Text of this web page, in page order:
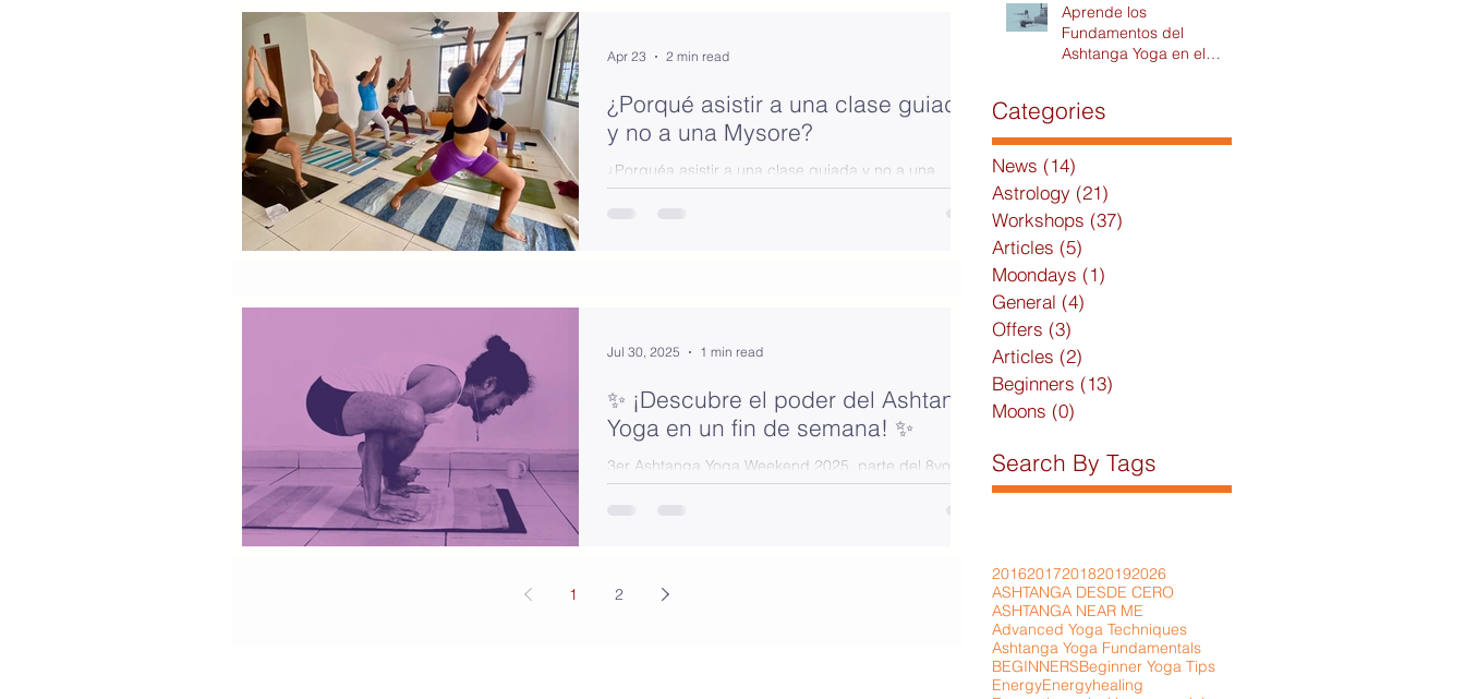
¿Porqué asistir a una clase guiada,
y no a una Mysore?
¿Porquéa asistir a una clase guiada y no a una
Mysore?
Apr 23 2 min read
✨ ¡Descubre el poder del Ashtanga
Yoga en un fin de semana! ✨
3er Ashtanga Yoga Weekend 2025, parte del 8vo
Programa Intensivo de Formación y Enseñanza de la
Jul 30, 2025 1 min read
1 2
Aprende los
Fundamentos del
Ashtanga Yoga en el
Categories
News (14)
Astrology (21)
Workshops (37)
Articles (5)
Moondays (1)
General (4)
Offers (3)
Articles (2)
Beginners (13)
Moons (0)
Search By Tags
20162017201820192026
ASHTANGA DESDE CERO
ASHTANGA NEAR ME
Advanced Yoga Techniques
Ashtanga Yoga Fundamentals
BEGINNERSBeginner Yoga Tips
EnergyEnergyhealing